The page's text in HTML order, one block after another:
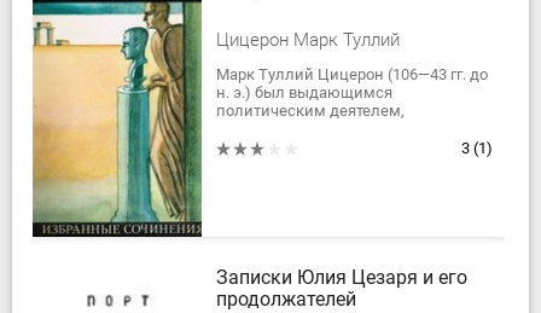
Цицерон Марк Туллий
Марк Туллий Цицерон (106—43 гг. до
н. э.) был выдающимся
политическим деятелем,
ораторского искусства, но прежде
3 (1)
Записки Юлия Цезаря и его
продолжателей